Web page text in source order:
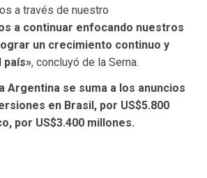
a través de nuestro
a continuar enfocando nuestros
un crecimiento continuo y
país», concluyó de la Serna.
Argentina se suma a los anuncios
en Brasil, por US$5.800
por US$3.400 millones.